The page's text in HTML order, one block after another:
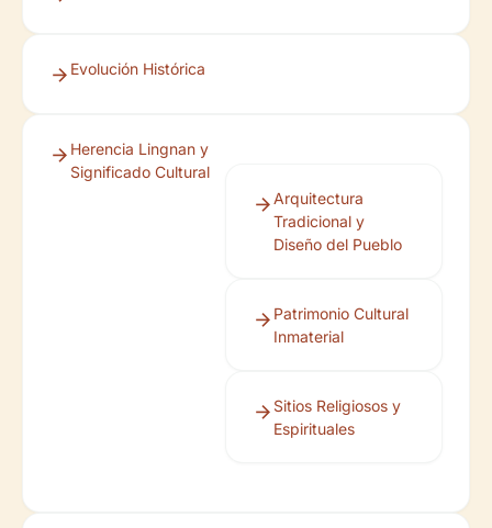
Evolución Histórica
Herencia Lingnan y
Significado Cultural
Arquitectura
Tradicional y
Diseño del Pueblo
Patrimonio Cultural
Inmaterial
Sitios Religiosos y
Espirituales